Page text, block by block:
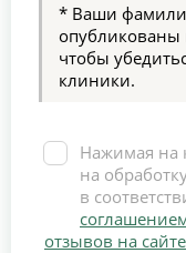
* Ваши
чтобы
клиники.
Нажимая на
на
в
отзывов на сайте